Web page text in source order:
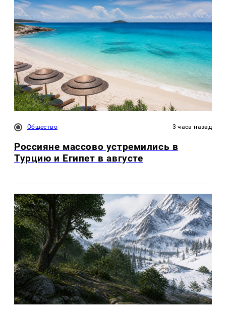
Общество 3 часа назад
Россияне массово устремились в
Турцию и Египет в августе